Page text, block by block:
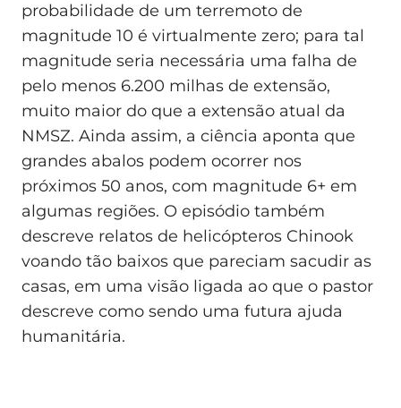
probabilidade de um terremoto de
magnitude 10 é virtualmente zero; para tal
magnitude seria necessária uma falha de
pelo menos 6.200 milhas de extensão,
muito maior do que a extensão atual da
NMSZ. Ainda assim, a ciência aponta que
grandes abalos podem ocorrer nos
próximos 50 anos, com magnitude 6+ em
algumas regiões. O episódio também
descreve relatos de helicópteros Chinook
voando tão baixos que pareciam sacudir as
casas, em uma visão ligada ao que o pastor
descreve como sendo uma futura ajuda
humanitária.